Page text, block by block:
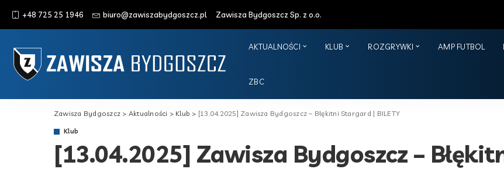
+48 725 25 1946 biuro@zawiszabydgoszcz.pl Zawisza Bydgoszcz Sp. z o.o.
AKTUALNOŚCI KLUB ROZGRYWKI AMP FUTBOL
ZBC
Zawisza Bydgoszcz > Aktualności > Klub > [13.04.2025] Zawisza Bydgoszcz – Błękitni Stargard | BILETY
Klub
[13.04.2025] Zawisza Bydgoszcz –